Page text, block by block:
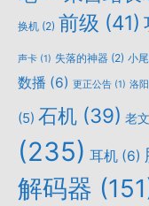
换机 (2) 前级 (41)
声卡 (1) 失落的神器 (2) 小
数播 (6) 更正公告 (1) 洛
(5) 石机 (39) 老
(235) 耳机 (6)
解码器